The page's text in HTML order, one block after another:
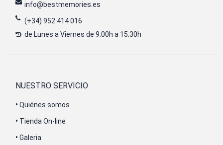
info@bestmemories.es
(+34) 952 414 016
de Lunes a Viernes de 9:00h a 15:30h
NUESTRO SERVICIO
• Quiénes somos
• Tienda On-line
• Galeria